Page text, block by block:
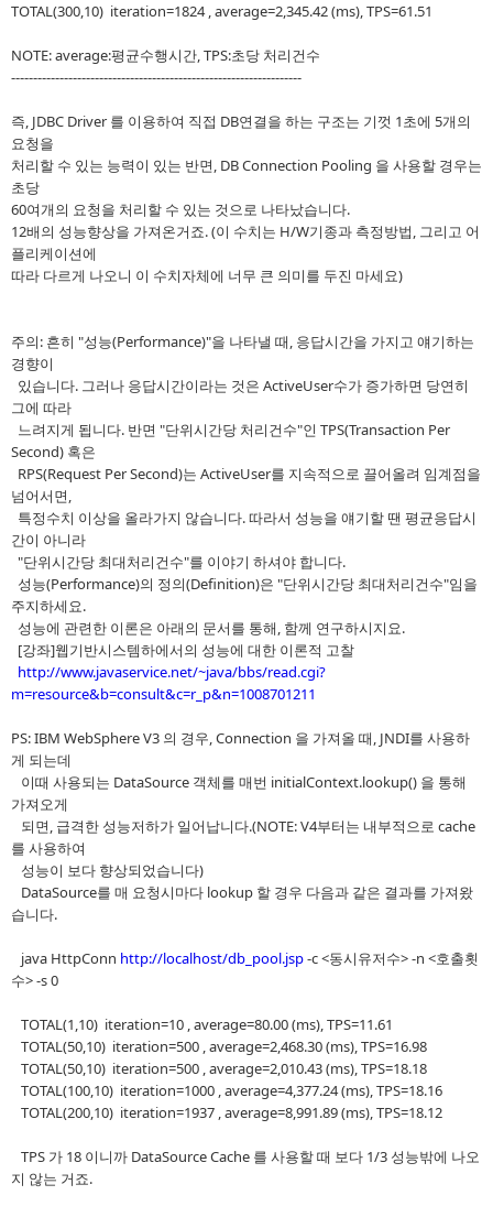
TOTAL(300,10) iteration=1824 , average=2,345.42 (ms), TPS=61.51
NOTE: average:평균수행시간, TPS:초당 처리건수
------------------------------------------------------------------
즉, JDBC Driver 를 이용하여 직접 DB연결을 하는 구조는 기껏 1초에 5개의
요청을
처리할 수 있는 능력이 있는 반면, DB Connection Pooling 을 사용할 경우는
초당
60여개의 요청을 처리할 수 있는 것으로 나타났습니다.
12배의 성능향상을 가져온거죠. (이 수치는 H/W기종과 측정방법, 그리고 어
플리케이션에
따라 다르게 나오니 이 수치자체에 너무 큰 의미를 두진 마세요)
주의: 흔히 "성능(Performance)"을 나타낼 때, 응답시간을 가지고 얘기하는
경향이
있습니다. 그러나 응답시간이라는 것은 ActiveUser수가 증가하면 당연히
그에 따라
느려지게 됩니다. 반면 "단위시간당 처리건수"인 TPS(Transaction Per
Second) 혹은
RPS(Request Per Second)는 ActiveUser를 지속적으로 끌어올려 임계점을
넘어서면,
특정수치 이상을 올라가지 않습니다. 따라서 성능을 얘기할 땐 평균응답시
간이 아니라
"단위시간당 최대처리건수"를 이야기 하셔야 합니다.
성능(Performance)의 정의(Definition)은 "단위시간당 최대처리건수"임을
주지하세요.
성능에 관련한 이론은 아래의 문서를 통해, 함께 연구하시지요.
[강좌]웹기반시스템하에서의 성능에 대한 이론적 고찰
http://www.javaservice.net/~java/bbs/read.cgi?
m=resource&b=consult&c=r_p&n=1008701211
PS: IBM WebSphere V3 의 경우, Connection 을 가져올 때, JNDI를 사용하
게 되는데
이때 사용되는 DataSource 객체를 매번 initialContext.lookup() 을 통해
가져오게
되면, 급격한 성능저하가 일어납니다.(NOTE: V4부터는 내부적으로 cache
를 사용하여
성능이 보다 향상되었습니다)
DataSource를 매 요청시마다 lookup 할 경우 다음과 같은 결과를 가져왔
습니다.
java HttpConn http://localhost/db_pool.jsp-c <동시유저수> -n <호출횟
수> -s 0
TOTAL(1,10) iteration=10 , average=80.00 (ms), TPS=11.61
TOTAL(50,10) iteration=500 , average=2,468.30 (ms), TPS=16.98
TOTAL(50,10) iteration=500 , average=2,010.43 (ms), TPS=18.18
TOTAL(100,10) iteration=1000 , average=4,377.24 (ms), TPS=18.16
TOTAL(200,10) iteration=1937 , average=8,991.89 (ms), TPS=18.12
TPS 가 18 이니까 DataSource Cache 를 사용할 때 보다 1/3 성능밖에 나오
지 않는 거죠.